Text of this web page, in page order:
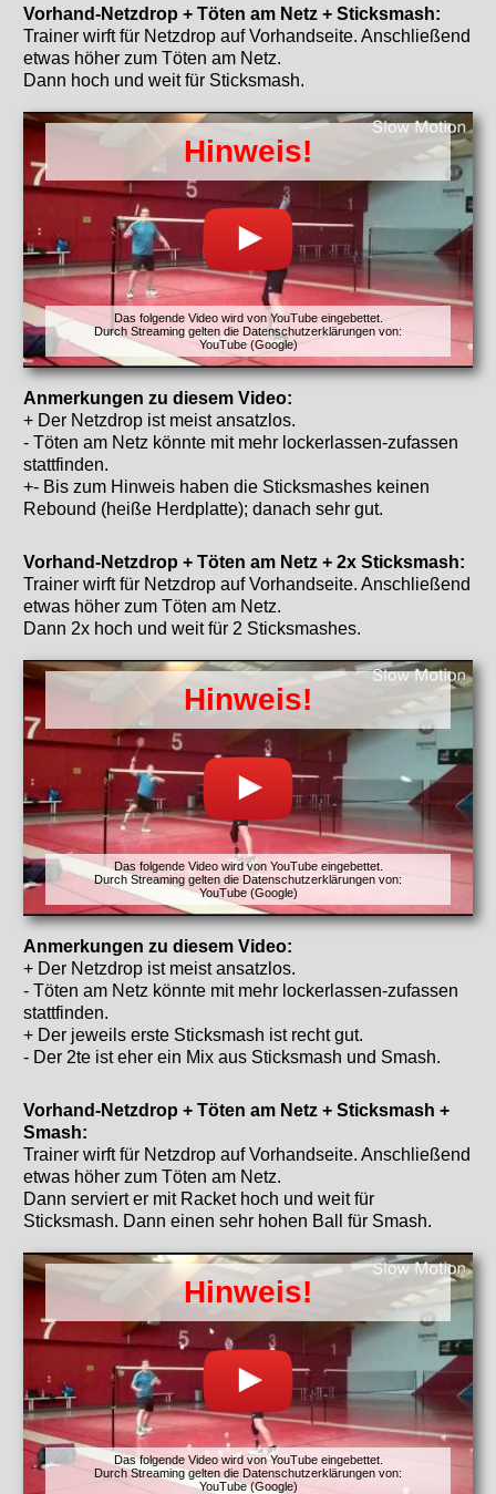
Vorhand-Netzdrop + Töten am Netz + Sticksmash:
Trainer wirft für Netzdrop auf Vorhandseite. Anschließend
etwas höher zum Töten am Netz.
Dann hoch und weit für Sticksmash.
Hinweis!
Das folgende Video wird von YouTube eingebettet.
Durch Streaming gelten die Datenschutzerklärungen von:
YouTube (Google)
Anmerkungen zu diesem Video:
+ Der Netzdrop ist meist ansatzlos.
- Töten am Netz könnte mit mehr lockerlassen-zufassen
stattfinden.
+- Bis zum Hinweis haben die Sticksmashes keinen
Rebound (heiße Herdplatte); danach sehr gut.
Vorhand-Netzdrop + Töten am Netz + 2x Sticksmash:
Trainer wirft für Netzdrop auf Vorhandseite. Anschließend
etwas höher zum Töten am Netz.
Dann 2x hoch und weit für 2 Sticksmashes.
Hinweis!
Das folgende Video wird von YouTube eingebettet.
Durch Streaming gelten die Datenschutzerklärungen von:
YouTube (Google)
Anmerkungen zu diesem Video:
+ Der Netzdrop ist meist ansatzlos.
- Töten am Netz könnte mit mehr lockerlassen-zufassen
stattfinden.
+ Der jeweils erste Sticksmash ist recht gut.
- Der 2te ist eher ein Mix aus Sticksmash und Smash.
Vorhand-Netzdrop + Töten am Netz + Sticksmash +
Smash:
Trainer wirft für Netzdrop auf Vorhandseite. Anschließend
etwas höher zum Töten am Netz.
Dann serviert er mit Racket hoch und weit für
Sticksmash. Dann einen sehr hohen Ball für Smash.
Hinweis!
Das folgende Video wird von YouTube eingebettet.
Durch Streaming gelten die Datenschutzerklärungen von:
YouTube (Google)